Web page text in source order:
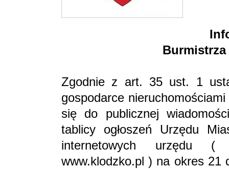
Burmistrza
Zgodnie z art. 35 ust. 1
gospodarce
się do publicznej
tablicy ogłoszeń Urzędu
internetowych urzędu (
www.klodzko.pl ) na okres 21